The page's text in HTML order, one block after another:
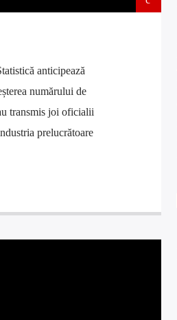
anticipează
numărului de
transmis joi oficialii
prelucrătoare